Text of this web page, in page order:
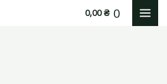
0,00₴ 0